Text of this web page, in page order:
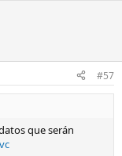
#57
que serán